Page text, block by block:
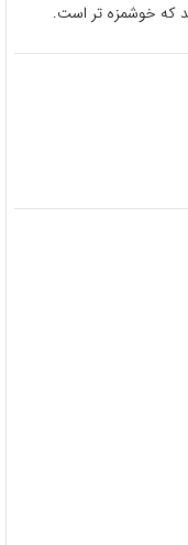
که خوشمزه تر است.